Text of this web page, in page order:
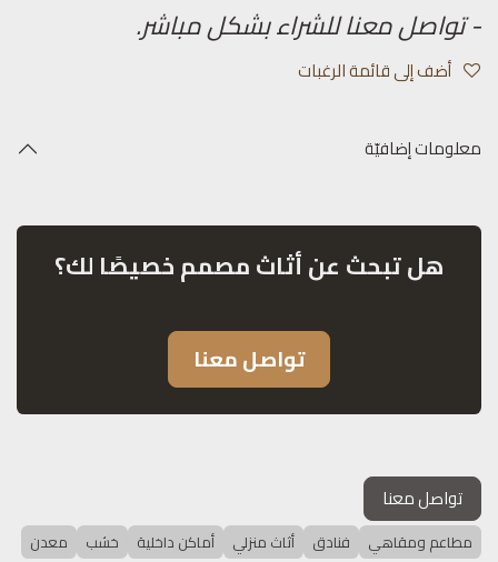
- تواصل معنا للشراء بشكل مباشر.
أضف إلى قائمة الرغبات
معلومات إضافيّة
هل تبحث عن أثاث مصمم خصيصًا لك؟
تواصل معنا
تواصل معنا
مطاعم ومقاهي فنادق أثاث منزلي أماكن داخلية خشب معدن